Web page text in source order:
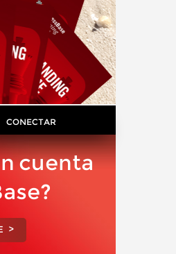
CONECTAR
cuenta
>